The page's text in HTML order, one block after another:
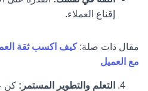
إقناع العملاء.
مقال ذات صلة:كيف اكسب ثقة
مع العميل
التعلم والتطوير المستمر: كن